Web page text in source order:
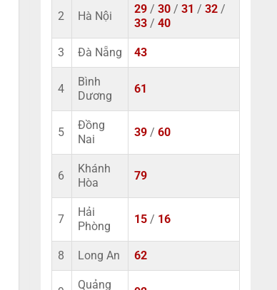
2 Hà Nội
29 / 30 / 31 / 32 /
33 / 40
3 Đà Nẵng 43
4
Bình
Dương
61
5
Đồng
Nai
39 / 60
6
Khánh
Hòa
79
7
Hải
Phòng
15 / 16
8 Long An 62
Quảng